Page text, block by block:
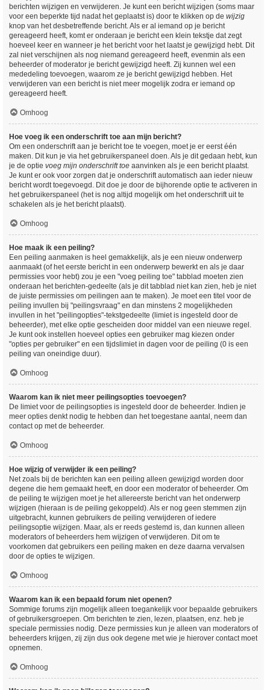
berichten wijzigen en verwijderen. Je kunt een bericht wijzigen (soms maar
voor een beperkte tijd nadat het geplaatst is) door te klikken op de wijzig
knop van het desbetreffende bericht. Als er al iemand op je bericht
gereageerd heeft, komt er onderaan je bericht een klein tekstje dat zegt
hoeveel keer en wanneer je het bericht voor het laatst je gewijzigd hebt. Dit
zal niet verschijnen als nog niemand gereageerd heeft, evenmin als een
beheerder of moderator je bericht gewijzigd heeft. Zij kunnen wel een
mededeling toevoegen, waarom ze je bericht gewijzigd hebben. Het
verwijderen van een bericht is niet meer mogelijk zodra er iemand op
gereageerd heeft.
Omhoog
Hoe voeg ik een onderschrift toe aan mijn bericht?
Om een onderschrift aan je bericht toe te voegen, moet je er eerst één
maken. Dit kun je via het gebruikerspaneel doen. Als je dit gedaan hebt, kun
je de optie voeg mijn onderschrift toe aanvinken als je een bericht plaatst.
Je kunt er ook voor zorgen dat je onderschrift automatisch aan ieder nieuw
bericht wordt toegevoegd. Dit doe je door de bijhorende optie te activeren in
het gebruikerspaneel (het is nog altijd mogelijk om het onderschrift uit te
schakelen als je het bericht plaatst).
Omhoog
Hoe maak ik een peiling?
Een peiling aanmaken is heel gemakkelijk, als je een nieuw onderwerp
aanmaakt (of het eerste bericht in een onderwerp bewerkt en als je daar
permissies voor hebt) zou je een "voeg peiling toe" tabblad moeten zien
onderaan het berichten-gedeelte (als je dit tabblad niet kan zien, heb je niet
de juiste permissies om peilingen aan te maken). Je moet een titel voor de
peiling invullen bij "peilingsvraag" en dan minstens 2 mogelijkheden
invullen in het "peilingopties"-tekstgedeelte (limiet is ingesteld door de
beheerder), met elke optie gescheiden door middel van een nieuwe regel.
Je kunt ook instellen hoeveel opties een gebruiker mag kiezen onder
"opties per gebruiker" en een tijdslimiet in dagen voor de peiling (0 is een
peiling van oneindige duur).
Omhoog
Waarom kan ik niet meer peilingsopties toevoegen?
De limiet voor de peilingsopties is ingesteld door de beheerder. Indien je
meer opties denkt nodig te hebben dan het toegestane aantal, neem dan
contact op met de beheerder.
Omhoog
Hoe wijzig of verwijder ik een peiling?
Net zoals bij de berichten kan een peiling alleen gewijzigd worden door
degene die hem gemaakt heeft, en door een moderator of beheerder. Om
de peiling te wijzigen moet je het allereerste bericht van het onderwerp
wijzigen (hieraan is de peiling gekoppeld). Als er nog geen stemmen zijn
uitgebracht, kunnen gebruikers de peiling verwijderen of iedere
peilingsoptie wijzigen. Maar, als er reeds gestemd is, dan kunnen alleen
moderators of beheerders hem wijzigen of verwijderen. Dit om te
voorkomen dat gebruikers een peiling maken en deze daarna vervalsen
door de opties te wijzigen.
Omhoog
Waarom kan ik een bepaald forum niet openen?
Sommige forums zijn mogelijk alleen toegankelijk voor bepaalde gebruikers
of gebruikersgroepen. Om berichten te zien, lezen, plaatsen, enz. heb je
speciale permissies nodig. Deze permissies kun je alleen van moderators of
beheerders krijgen, zij zijn dus ook degene met wie je hierover contact moet
opnemen.
Omhoog